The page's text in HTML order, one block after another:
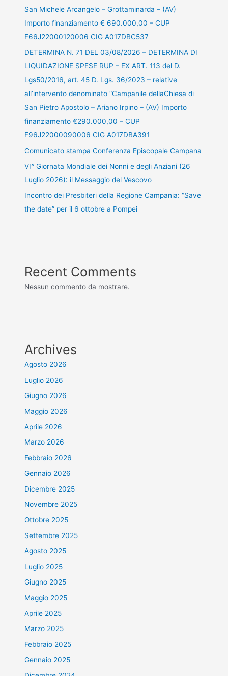
San Michele Arcangelo – Grottaminarda – (AV)
Importo finanziamento € 690.000,00 – CUP
F66J22000120006 CIG A017DBC537
DETERMINA N. 71 DEL 03/08/2026 – DETERMINA DI
LIQUIDAZIONE SPESE RUP – EX ART. 113 del D.
Lgs50/2016, art. 45 D. Lgs. 36/2023 – relative
all’intervento denominato “Campanile dellaChiesa di
San Pietro Apostolo – Ariano Irpino – (AV) Importo
finanziamento €290.000,00 – CUP
F96J22000090006 CIG A017DBA391
Comunicato stampa Conferenza Episcopale Campana
VI^ Giornata Mondiale dei Nonni e degli Anziani (26
Luglio 2026): il Messaggio del Vescovo
Incontro dei Presbiteri della Regione Campania: “Save
the date” per il 6 ottobre a Pompei
Recent Comments
Nessun commento da mostrare.
Archives
Agosto 2026
Luglio 2026
Giugno 2026
Maggio 2026
Aprile 2026
Marzo 2026
Febbraio 2026
Gennaio 2026
Dicembre 2025
Novembre 2025
Ottobre 2025
Settembre 2025
Agosto 2025
Luglio 2025
Giugno 2025
Maggio 2025
Aprile 2025
Marzo 2025
Febbraio 2025
Gennaio 2025